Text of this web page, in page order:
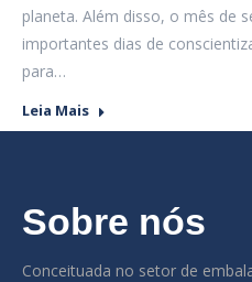
planeta. Além disso, o mês de
importantes dias de
para…
Leia Mais
Sobre nós
Conceituada no setor de